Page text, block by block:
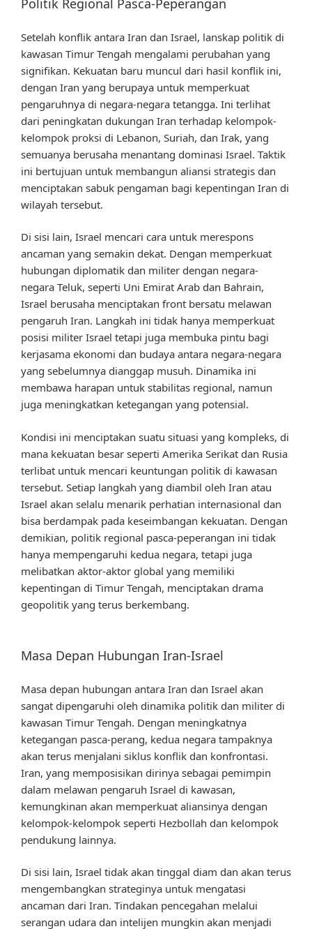
Politik Regional Pasca-Peperangan
Setelah konflik antara Iran dan Israel, lanskap politik di
kawasan Timur Tengah mengalami perubahan yang
signifikan. Kekuatan baru muncul dari hasil konflik ini,
dengan Iran yang berupaya untuk memperkuat
pengaruhnya di negara-negara tetangga. Ini terlihat
dari peningkatan dukungan Iran terhadap kelompok-
kelompok proksi di Lebanon, Suriah, dan Irak, yang
semuanya berusaha menantang dominasi Israel. Taktik
ini bertujuan untuk membangun aliansi strategis dan
menciptakan sabuk pengaman bagi kepentingan Iran di
wilayah tersebut.
Di sisi lain, Israel mencari cara untuk merespons
ancaman yang semakin dekat. Dengan memperkuat
hubungan diplomatik dan militer dengan negara-
negara Teluk, seperti Uni Emirat Arab dan Bahrain,
Israel berusaha menciptakan front bersatu melawan
pengaruh Iran. Langkah ini tidak hanya memperkuat
posisi militer Israel tetapi juga membuka pintu bagi
kerjasama ekonomi dan budaya antara negara-negara
yang sebelumnya dianggap musuh. Dinamika ini
membawa harapan untuk stabilitas regional, namun
juga meningkatkan ketegangan yang potensial.
Kondisi ini menciptakan suatu situasi yang kompleks, di
mana kekuatan besar seperti Amerika Serikat dan Rusia
terlibat untuk mencari keuntungan politik di kawasan
tersebut. Setiap langkah yang diambil oleh Iran atau
Israel akan selalu menarik perhatian internasional dan
bisa berdampak pada keseimbangan kekuatan. Dengan
demikian, politik regional pasca-peperangan ini tidak
hanya mempengaruhi kedua negara, tetapi juga
melibatkan aktor-aktor global yang memiliki
kepentingan di Timur Tengah, menciptakan drama
geopolitik yang terus berkembang.
Masa Depan Hubungan Iran-Israel
Masa depan hubungan antara Iran dan Israel akan
sangat dipengaruhi oleh dinamika politik dan militer di
kawasan Timur Tengah. Dengan meningkatnya
ketegangan pasca-perang, kedua negara tampaknya
akan terus menjalani siklus konflik dan konfrontasi.
Iran, yang memposisikan dirinya sebagai pemimpin
dalam melawan pengaruh Israel di kawasan,
kemungkinan akan memperkuat aliansinya dengan
kelompok-kelompok seperti Hezbollah dan kelompok
pendukung lainnya.
Di sisi lain, Israel tidak akan tinggal diam dan akan terus
mengembangkan strateginya untuk mengatasi
ancaman dari Iran. Tindakan pencegahan melalui
serangan udara dan intelijen mungkin akan menjadi